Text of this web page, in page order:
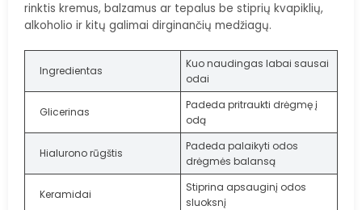
rinktis kremus, balzamus ar tepalus be stiprių kvapiklių,
alkoholio ir kitų galimai dirginančių medžiagų.
Ingredientas
Kuo naudingas labai sausai
odai
Glicerinas
Padeda pritraukti drėgmę į
odą
Hialurono rūgštis
Padeda palaikyti odos
drėgmės balansą
Keramidai
Stiprina apsauginį odos
sluoksnį